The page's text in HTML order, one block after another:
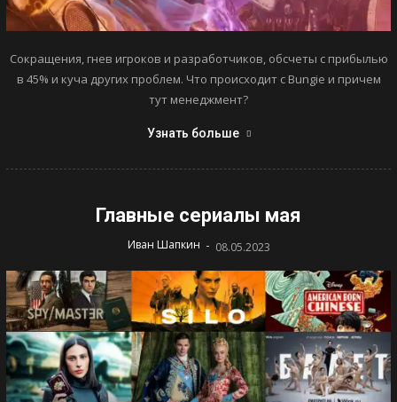
Сокращения, гнев игроков и разработчиков, обсчеты с прибылью
в 45% и куча других проблем. Что происходит с Bungie и причем
тут менеджмент?
Узнать больше
Главные сериалы мая
Иван Шапкин - 08.05.2023